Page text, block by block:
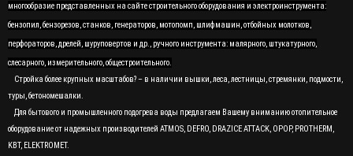
многообразие представленных на сайте строительного оборудования и электроинструмента:
бензопил, бензорезов, станков, генераторов, мотопомп, шлифмашин, отбойных молотков,
перфораторов, дрелей, шуруповертов и др., ручного инструмента: малярного, штукатурного,
слесарного, измерительного, общестроительного.
Стройка более крупных масштабов? – в наличии вышки, леса, лестницы, стремянки, подмости,
туры, бетономешалки.
Для бытового и промышленного подогрева воды предлагаем Вашему вниманию отопительное
оборудование от надежных производителей ATMOS, DEFRO, DRAZICE ATTACK, OPOP, PROTHERM,
KBT, ELEKTROMET.